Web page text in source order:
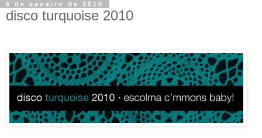
6 de xaneiro de 2010
disco turquoise 2010